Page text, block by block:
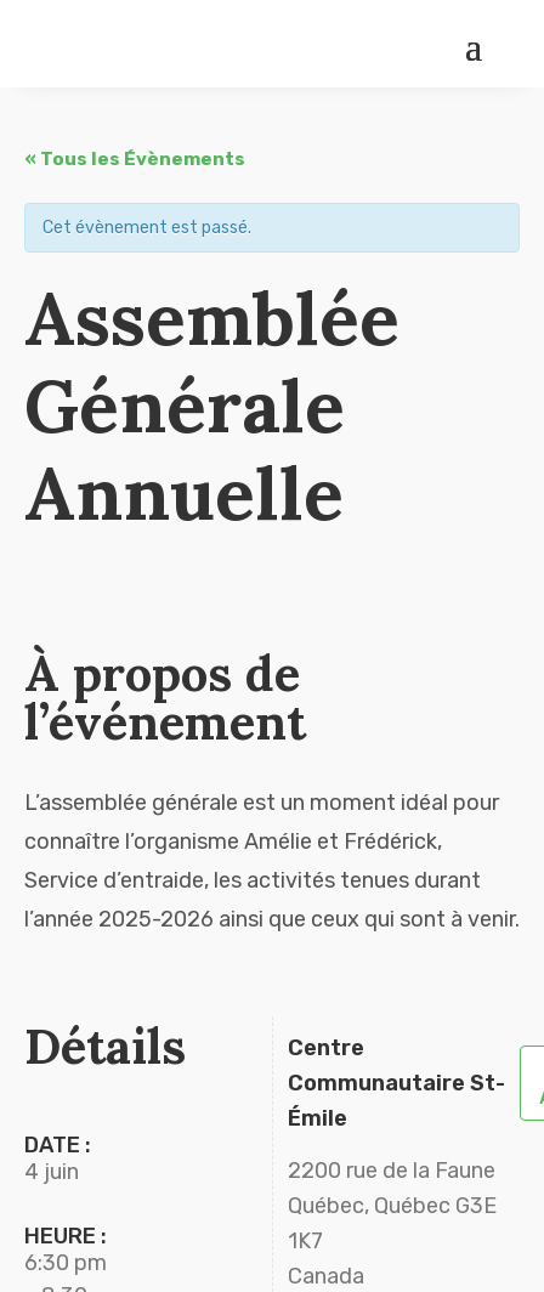
« Tous les Évènements
Cet évènement est passé.
Assemblée
Générale
Annuelle
À propos de
l’événement
L’assemblée générale est un moment idéal pour
connaître l’organisme Amélie et Frédérick,
Service d’entraide, les activités tenues durant
l’année 2025-2026 ainsi que ceux qui sont à venir.
Détails
DATE :
4 juin
HEURE :
6:30 pm
Centre
Communautaire St-
Émile
2200 rue de la Faune
Québec, Québec G3E
1K7
Canada